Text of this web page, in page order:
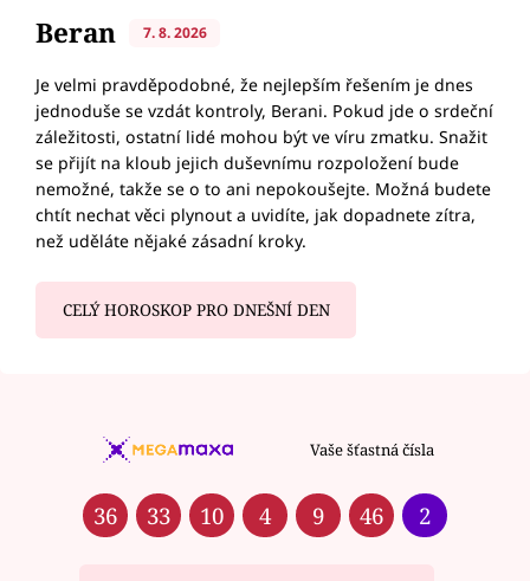
Beran 7. 8. 2026
Je velmi pravděpodobné, že nejlepším řešením je dnes
jednoduše se vzdát kontroly, Berani. Pokud jde o srdeční
záležitosti, ostatní lidé mohou být ve víru zmatku. Snažit
se přijít na kloub jejich duševnímu rozpoložení bude
nemožné, takže se o to ani nepokoušejte. Možná budete
chtít nechat věci plynout a uvidíte, jak dopadnete zítra,
než uděláte nějaké zásadní kroky.
CELÝ HOROSKOP PRO DNEŠNÍ DEN
Vaše šťastná čísla
36 33 10 4 9 46 2